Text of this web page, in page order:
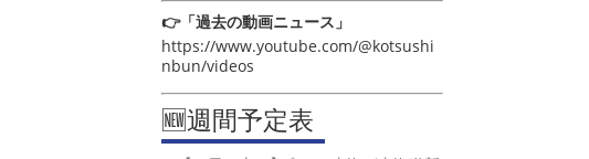
👉「過去の動画ニュース」
https://www.youtube.com/@kotsushi
nbun/videos
🆕週間予定表